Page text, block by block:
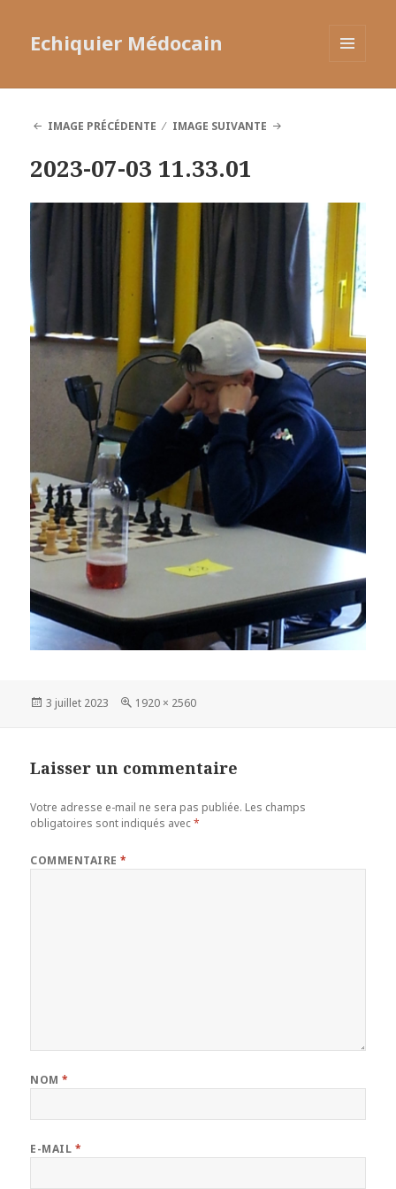
Echiquier Médocain
IMAGE PRÉCÉDENTE
IMAGE SUIVANTE
2023-07-03 11.33.01
Publié
3 juillet 2023
Taille
1920 × 2560
Laisser un commentaire
Votre adresse e-mail ne sera pas publiée. Les champs
obligatoires sont indiqués avec*
COMMENTAIRE*
NOM*
E-MAIL *